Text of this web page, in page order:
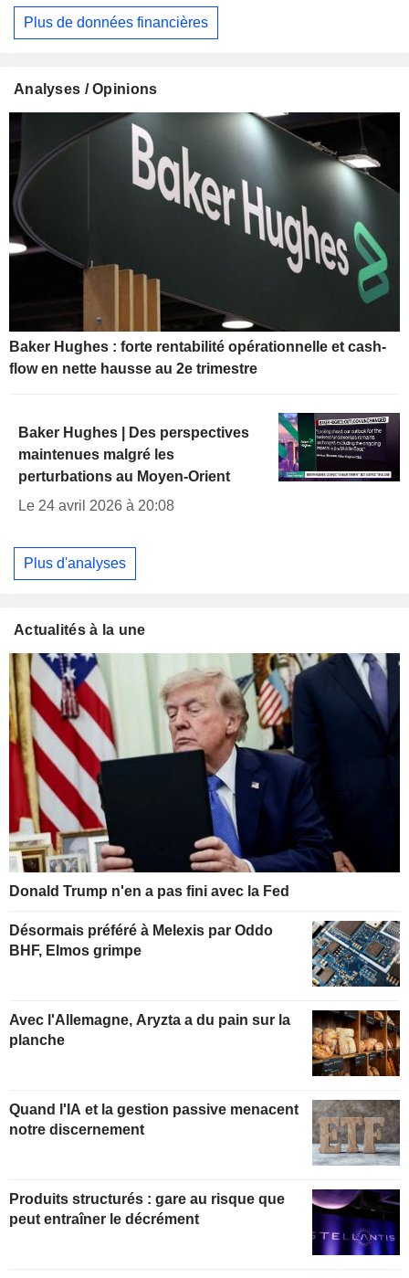
Plus de données financières
Analyses / Opinions
Baker Hughes : forte rentabilité opérationnelle et cash-
flow en nette hausse au 2e trimestre
Baker Hughes | Des perspectives
maintenues malgré les
perturbations au Moyen-Orient
Le 24 avril 2026 à 20:08
Plus d'analyses
Actualités à la une
Donald Trump n'en a pas fini avec la Fed
Désormais préféré à Melexis par Oddo
BHF, Elmos grimpe
Avec l'Allemagne, Aryzta a du pain sur la
planche
Quand l'IA et la gestion passive menacent
notre discernement
Produits structurés : gare au risque que
peut entraîner le décrément